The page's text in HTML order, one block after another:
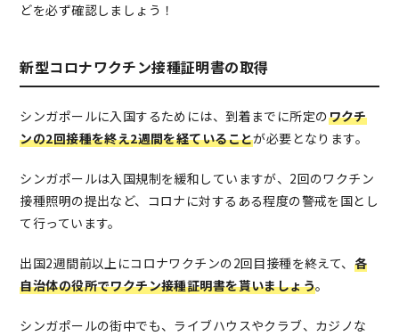
どを必ず確認しましょう！
新型コロナワクチン接種証明書の取得
シンガポールに入国するためには、到着までに所定のワクチ
ンの2回接種を終え2週間を経ていることが必要となります。
シンガポールは入国規制を緩和していますが、2回のワクチン
接種照明の提出など、コロナに対するある程度の警戒を国とし
て行っています。
出国2週間前以上にコロナワクチンの2回目接種を終えて、 各
自治体の役所でワクチン接種証明書を貰いましょう。
シンガポールの街中でも、ライブハウスやクラブ、カジノな